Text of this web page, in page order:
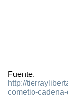
Fuente:
http://
cometio-